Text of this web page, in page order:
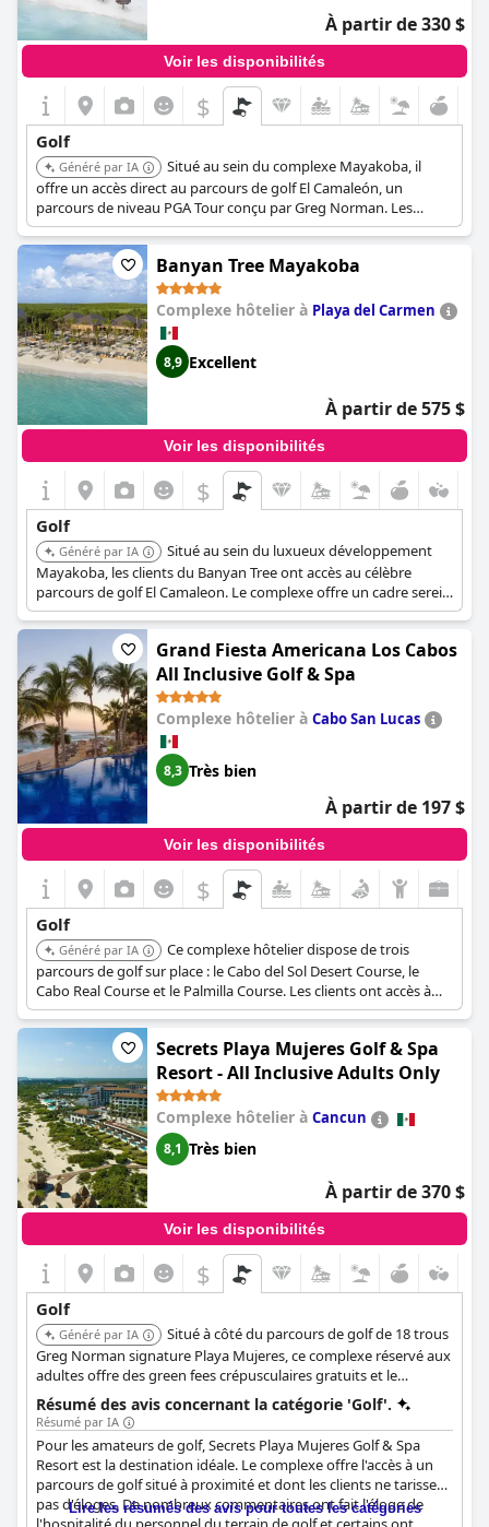
À partir de 330 $
Voir les disponibilités
$
Golf
Généré par IA
Situé au sein du complexe Mayakoba, il
offre un accès direct au parcours de golf El Camaleón, un
parcours de niveau PGA Tour conçu par Greg Norman. Les
clients peuvent bénéficier d'heures de départ privilégiées et
d'un service exceptionnel, ce qui en fait un lieu idéal pour les
amateurs de golf. Banyan Tree Mayakoba
Complexe hôtelier à Playa del Carmen
8,9 Excellent
À partir de 575 $
Voir les disponibilités
$
Golf
Généré par IA
Situé au sein du luxueux développement
Mayakoba, les clients du Banyan Tree ont accès au célèbre
parcours de golf El Camaleon. Le complexe offre un cadre serein
combiné à l'accès à une expérience de golf de classe mondiale.
Grand Fiesta Americana Los Cabos
All Inclusive Golf & Spa
Complexe hôtelier à Cabo San Lucas
8,3 Très bien
À partir de 197 $
Voir les disponibilités
$
Golf
Généré par IA
Ce complexe hôtelier dispose de trois
parcours de golf sur place : le Cabo del Sol Desert Course, le
Cabo Real Course et le Palmilla Course. Les clients ont accès à
des parcours de classe mondiale et peuvent facilement réserver
des heures de départ dans le cadre du forfait tout compris. Il est
situé près du Cabo del Sol Golf Club.Secrets Playa Mujeres Golf & Spa
Resort - All Inclusive Adults Only
Complexe hôtelier à Cancun
8,1 Très bien
À partir de 370 $
Voir les disponibilités
$
Golf
Généré par IA
Situé à côté du parcours de golf de 18 trous
Greg Norman signature Playa Mujeres, ce complexe réservé aux
adultes offre des green fees crépusculaires gratuits et le
transport vers le club-house. Les clients peuvent utiliser le
concierge de l'hôtel pour réserver des heures de départ. Le
complexe est situé dans une communauté de golf privée et
sécurisée.
Résumé des avis concernant la catégorie 'Golf'.
Résumé par IA
Pour les amateurs de golf, Secrets Playa Mujeres Golf & Spa
Resort est la destination idéale. Le complexe offre l'accès à un
parcours de golf situé à proximité et dont les clients ne tarissent
pas d'éloges. De nombreux commentaires ont fait l'éloge de
Lire les résumés des avis pour toutes les catégories